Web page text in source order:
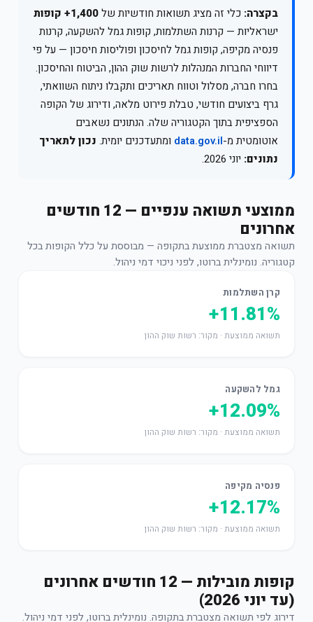
בקצרה: כלי זה מציג תשואות חודשיות של1,400+ קופות
ישראליות — קרנות השתלמות, קופות גמל להשקעה, קרנות
פנסיה מקיפה, קופות גמל לחיסכון ופוליסות חיסכון — על פי
דיווחי החברות המנהלות לרשות שוק ההון, הביטוח והחיסכון.
בחרו חברה, מסלול וטווח תאריכים ותקבלו ניתוח השוואתי,
גרף ביצועים חודשי, טבלת פירוט מלאה, ודירוג של הקופה
הספציפית בתוך הקטגוריה שלה. הנתונים נשאבים
אוטומטית מ-data.gov.il ומתעדכנים יומית. נכון לתאריך
נתונים: יוני 2026.
ממוצעי תשואה ענפיים — 12 חודשים
אחרונים
תשואה מצטברת ממוצעת בתקופה — מבוססת על כלל הקופות בכל
קטגוריה. נומינלית ברוטו, לפני ניכוי דמי ניהול.
קרן השתלמות
+11.81%
תשואה ממוצעת · מקור: רשות שוק ההון
גמל להשקעה
+12.09%
תשואה ממוצעת · מקור: רשות שוק ההון
פנסיה מקיפה
+12.17%
תשואה ממוצעת · מקור: רשות שוק ההון
קופות מובילות — 12 חודשים אחרונים
(עד יוני 2026)
דירוג לפי תשואה מצטברת בתקופה. נומינלית ברוטו, לפני דמי ניהול.